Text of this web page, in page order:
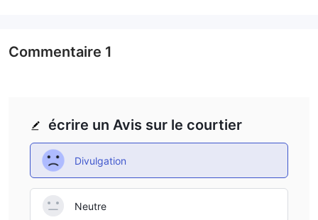
écrire un Avis sur le courtier
Divulgation
Neutre
Commentaire 1